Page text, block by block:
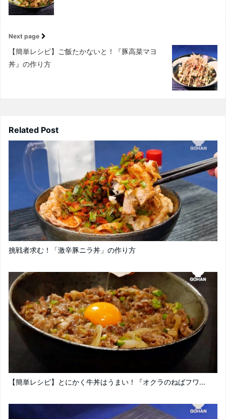
Next page
【簡単レシピ】ご飯たかないと！『豚高菜マヨ
丼』の作り方
Related Post
挑戦者求む！「激辛豚ニラ丼」の作り方
【簡単レシピ】とにかく牛丼はうまい！『オクラのねばフワ...